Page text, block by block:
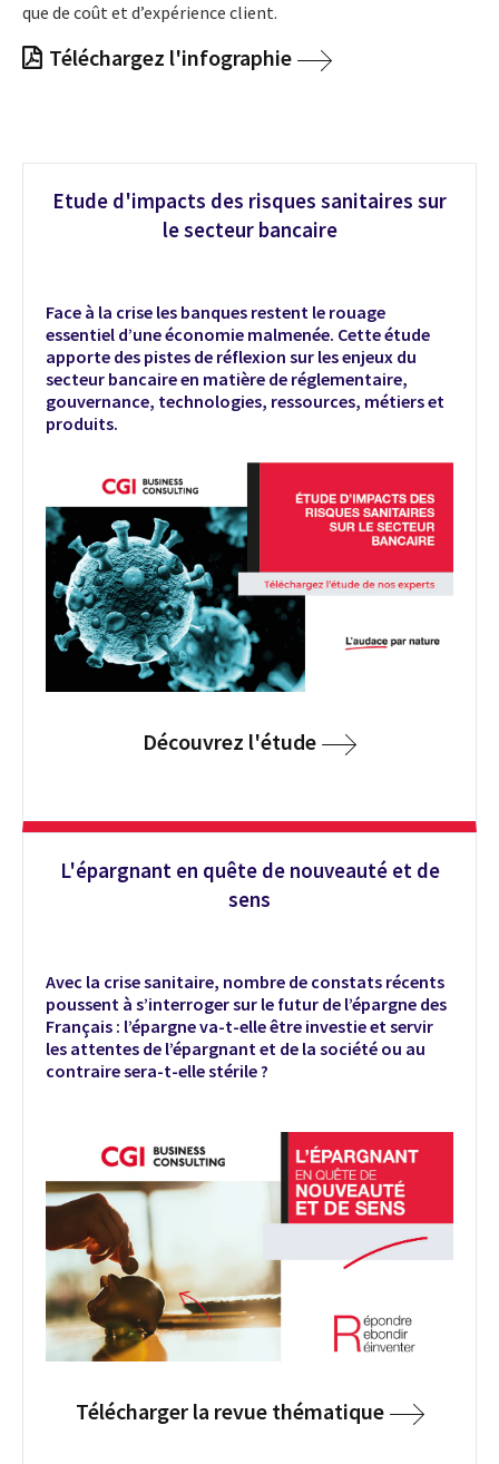
que de coût et d’expérience client.
Téléchargez l'infographie
Etude d'impacts des risques sanitaires sur
le secteur bancaire
Face à la crise les banques restent le rouage
essentiel d’une économie malmenée. Cette étude
apporte des pistes de réflexion sur les enjeux du
secteur bancaire en matière de réglementaire,
gouvernance, technologies, ressources, métiers et
produits.
Découvrez l'étude
L'épargnant en quête de nouveauté et de
sens
Avec la crise sanitaire, nombre de constats récents
poussent à s’interroger sur le futur de l’épargne des
Français : l’épargne va-t-elle être investie et servir
les attentes de l’épargnant et de la société ou au
contraire sera-t-elle stérile ?
Télécharger la revue thématique